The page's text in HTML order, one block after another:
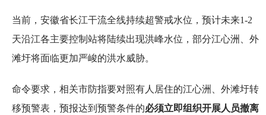
当前，安徽省长江干流全线持续超警戒水位，预计未来1-2
天沿江各主要控制站将陆续出现洪峰水位，部分江心洲、外
滩圩将面临更加严峻的洪水威胁。
命令要求，相关市防指要对照有人居住的江心洲、外滩圩转
移预警表，预报达到预警条件的必须立即组织开展人员撤离